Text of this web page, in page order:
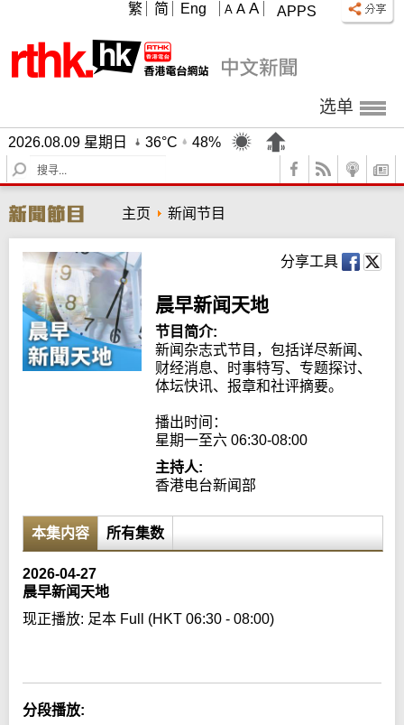
APPS
A A A
繁 简 Eng
选单
2026.08.09 星期日 36°C
48%
S
e
r
c
h
主页 新闻节目
分享工具
晨早新闻天地
节目简介:
新闻杂志式节目，包括详尽新闻、
财经消息、时事特写、专题探讨、
体坛快讯、报章和社评摘要。
播出时间：
星期一至六 06:30-08:00
主持人:
香港电台新闻部
本集内容 所有集数
2026-04-27
晨早新闻天地
现正播放: 足本 Full (HKT 06:30 - 08:00)
分段播放: